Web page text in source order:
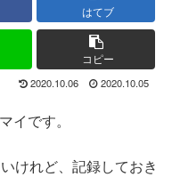
はてブ
コピー
2020.10.06 2020.10.05
イです。
けれど、記録しておき